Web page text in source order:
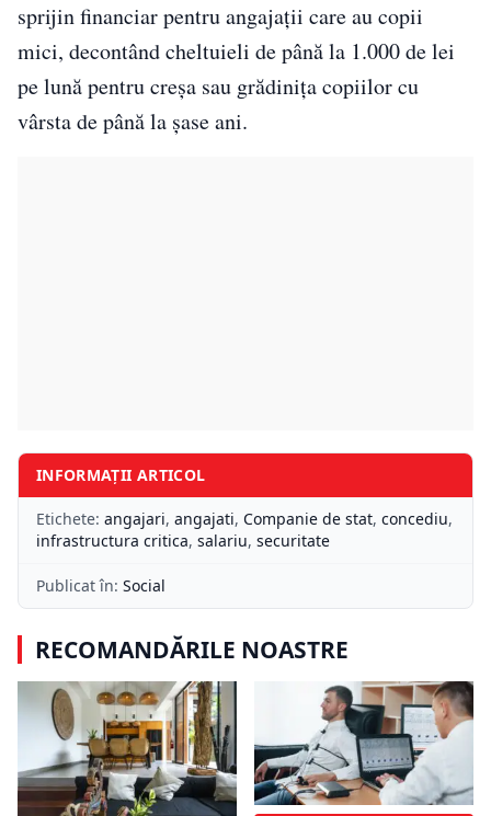
sprijin financiar pentru angajații care au copii
mici, decontând cheltuieli de până la 1.000 de lei
pe lună pentru creșa sau grădinița copiilor cu
vârsta de până la șase ani.
INFORMAȚII ARTICOL
Etichete: angajari, angajati, Companie de stat, concediu,
infrastructura critica, salariu, securitate
Publicat în: Social
RECOMANDĂRILE NOASTRE